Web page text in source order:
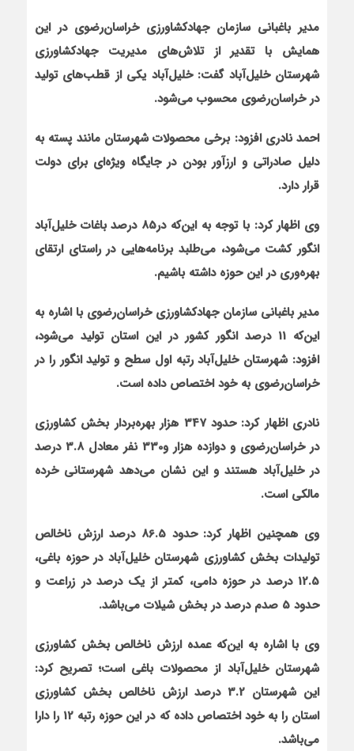
مدیر باغبانی سازمان جهادکشاورزی خراسان‌رضوی در این
همایش با تقدیر از تلاش‌های مدیریت جهادکشاورزی
شهرستان خلیل‌آباد گفت: خلیل‌آباد یکی از قطب‌های تولید
در خراسان‌رضوی محسوب می‌شود.
احمد نادری افزود: برخی محصولات شهرستان مانند پسته به
دلیل صادراتی و ارزآور بودن در جایگاه ویژه‌ای برای دولت
قرار دارد.
وی اظهار کرد: با توجه به این‌که در85 درصد باغات خلیل‌آباد
انگور کشت می‌شود، می‌طلبد برنامه‌هایی در راستای ارتقای
بهره‌وری در این حوزه داشته باشیم.
مدیر باغبانی سازمان جهادکشاورزی خراسان‌رضوی با اشاره به
این‌که 11 درصد انگور کشور در این استان تولید می‌شود،
افزود: شهرستان خلیل‌آباد رتبه اول سطح و تولید انگور را در
خراسان‌رضوی به خود اختصاص داده است.
نادری اظهار کرد: حدود 347 هزار بهره‌بردار بخش کشاورزی
در خراسان‌رضوی و دوازده هزار و330 نفر معادل 3.8 درصد
در خلیل‌آباد هستند و این نشان می‌دهد شهرستانی خرده
مالکی است.
وی همچنین اظهار کرد: حدود 86.5 درصد ارزش ناخالص
تولیدات بخش کشاورزی شهرستان خلیل‌آباد در حوزه باغی،
12.5 درصد در حوزه دامی، کمتر از یک درصد در زراعت و
حدود 5 صدم درصد در بخش شیلات می‌باشد.
وی با اشاره به این‌که عمده ارزش ناخالص بخش کشاورزی
شهرستان خلیل‌آباد از محصولات باغی است؛ تصریح کرد:
این شهرستان 3.2 درصد ارزش ناخالص بخش کشاورزی
استان را به خود اختصاص داده که در این حوزه رتبه 12 را دارا
می‌باشد.